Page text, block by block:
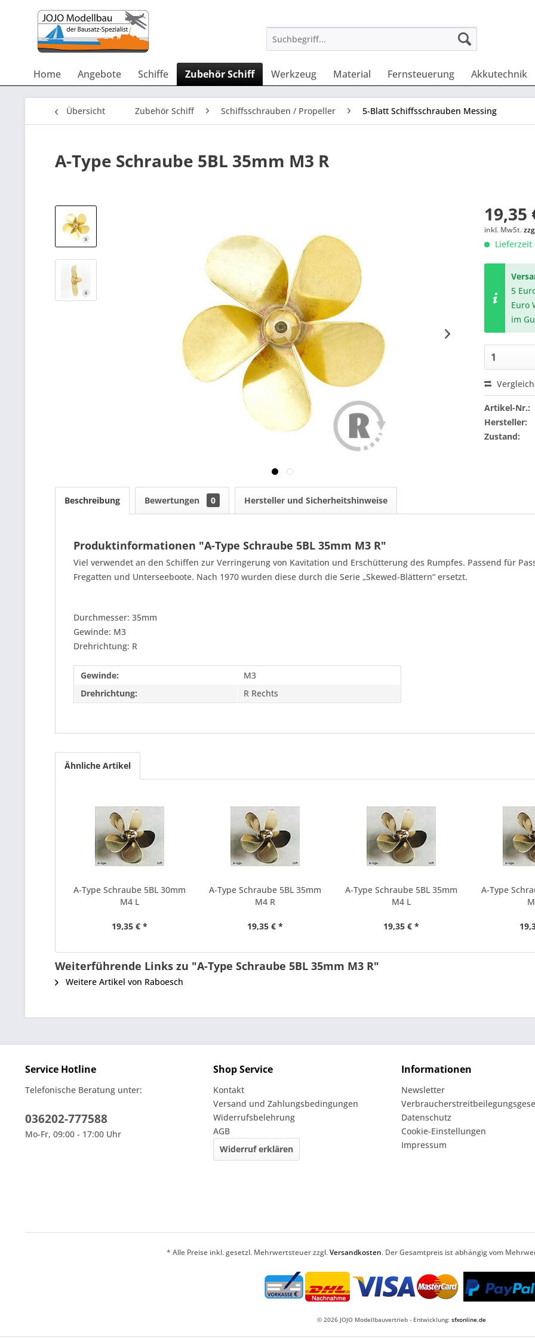
Home Angebote Schiffe Zubehör Schiff Werkzeug Material Fernsteuerung Akkutechnik
Übersicht Zubehör Schiff Schiffsschrauben / Propeller 5-Blatt Schiffsschrauben Messing
A-Type Schraube 5BL 35mm M3 R
19,35
inkl. MwSt.
Lieferzeit
5
Euro
im
Artikel-Nr.:
Hersteller:
Zustand:
Beschreibung Bewertungen 0 Hersteller und Sicherheitshinweise
Produktinformationen "A-Type Schraube 5BL 35mm M3 R"
Viel verwendet an den Schiffen zur Verringerung von Kavitation und Erschütterung des Rumpfes. Passend für
Fregatten und Unterseeboote. Nach 1970 wurden diese durch die Serie „Skewed-Blättern“ ersetzt.
Durchmesser: 35mm
Gewinde: M3
Drehrichtung: R
Gewinde:
M3
Drehrichtung:
R Rechts
Ähnliche Artikel
A-Type Schraube 5BL 30mm
M4 L
19,35 € *
A-Type Schraube 5BL 35mm
M4 R
19,35 € *
A-Type Schraube 5BL 35mm
M4 L
19,35 € *
A-Type
Weiterführende Links zu "A-Type Schraube 5BL 35mm M3 R"
Weitere Artikel von Raboesch
Service Hotline
Telefonische Beratung unter:
036202-777588
Mo-Fr, 09:00 - 17:00 Uhr
Shop Service
Kontakt
Versand und Zahlungsbedingungen
Widerrufsbelehrung
AGB
Widerruf erklären
Informationen
Newsletter
Datenschutz
Cookie-Einstellungen
Impressum
* Alle Preise inkl. gesetzl. Mehrwertsteuer zzgl.Versandkosten. Der Gesamtpreis ist abhängig vom
© 2026 JOJO Modellbauvertrieb - Entwicklung: sfxonline.de